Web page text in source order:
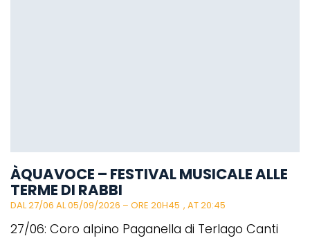
ÀQUAVOCE – FESTIVAL MUSICALE ALLE
TERME DI RABBI
DAL 27/06 AL 05/09/2026 – ORE 20H45 , AT 20:45
27/06: Coro alpino Paganella di Terlago Canti